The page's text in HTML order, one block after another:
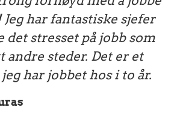
Jeg har fantastiske sjefer
det stresset på jobb som
andre steder. Det er et
har jobbet hos i to år.